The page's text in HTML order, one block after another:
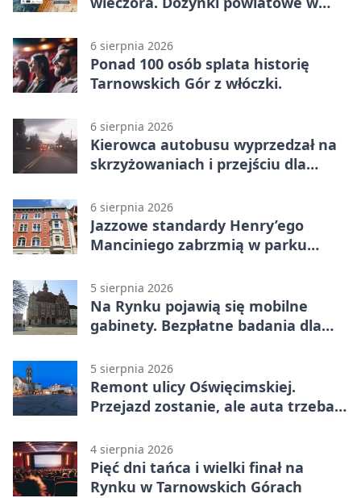
6 sierpnia 2026
Ponad 100 osób splata historię
Tarnowskich Gór z włóczki.
6 sierpnia 2026
Kierowca autobusu wyprzedzał na
skrzyżowaniach i przejściu dla
6 sierpnia 2026
Jazzowe standardy Henry’ego
Manciniego zabrzmią w parku
5 sierpnia 2026
Na Rynku pojawią się mobilne
gabinety. Bezpłatne badania dla
5 sierpnia 2026
Remont ulicy Oświęcimskiej.
Przejazd zostanie, ale auta trzeba
4 sierpnia 2026
Pięć dni tańca i wielki finał na
Rynku w Tarnowskich Górach